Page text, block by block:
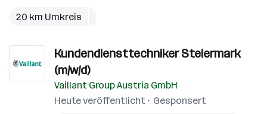
Kalsdorf
20 km Umkreis
Kundendiensttechniker Steiermark
(m/w/d)
Vaillant Group Austria GmbH
Heute veröffentlicht
Gesponsert